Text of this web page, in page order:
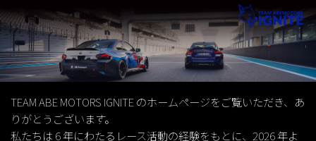
TEAM ABE MOTORS IGNITE のホームページをご覧いただき、あ
りがとうございます。
私たちは 6 年にわたるレース活動の経験をもとに、2026 年よ